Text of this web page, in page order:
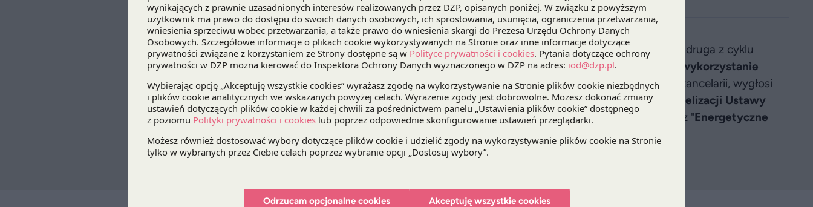
2 czerwcaw Hotelu InterContinental w Warszawie odbędzie się konferencja - druga z cyklu
konferencji organizowanych przez firmę Ekokogeneracja - pt. "Energetyczne wykorzystanie
odpadów". Podczas konferencjiDaniel Chojnacki, Senior Associate w naszej kancelarii, wygłosi
dwie prezentacje - "Zmiany w sektorze gospodarki odpadami w świetle nowelizacji Ustawy
o odpadach oraz Ustawy o utrzymaniu czystości i porządku w gminach
" oraz "Energetyczne
wykorzystanie odpadów w świetle regulacji prawnych ".
Odrzucam opcjonalne cookies Akceptuję wszystkie cookies